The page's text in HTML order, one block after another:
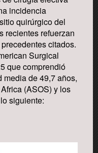
incidencia
sitio quirúrgico del
recientes refuerzan
citados.
n Surgical
que comprendió
de 49,7 años,
(ASOS) y los
lo siguiente: